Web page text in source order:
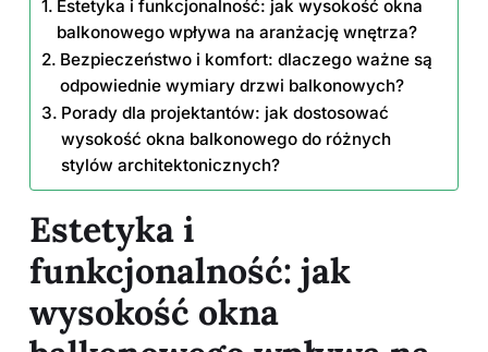
Estetyka i funkcjonalność: jak wysokość okna
balkonowego wpływa na aranżację wnętrza?
Bezpieczeństwo i komfort: dlaczego ważne są
odpowiednie wymiary drzwi balkonowych?
Porady dla projektantów: jak dostosować
wysokość okna balkonowego do różnych
stylów architektonicznych?
Estetyka i
funkcjonalność: jak
wysokość okna